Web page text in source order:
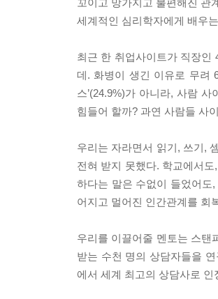
꼬이고 망가지고 불편해진 관
세계적인 심리학자에게 배우
최근 한 취업사이트가 직장인
데. 화병이 생긴 이유로 무려
스’(24.9%)가 아니라, 사람
힘들어 할까? 과연 사람들 사
우리는 자라면서 읽기, 쓰기,
전혀 받지 못했다. 학교에서
하다는 말은 수없이 들었어도
어지고 멀어진 인간관계를 회
우리를 이끌어줄 멘토는 스탠
받는 수천 명의 상담자들을
에서 세계 최고의 상담사로